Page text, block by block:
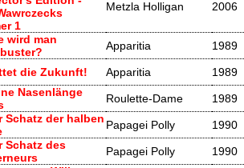
1
Metzla Holligan 2006
wird man
Apparitia
1989
die Zukunft! Apparitia 1989
Nasenlänge
Roulette-Dame 1989
Schatz der halben Papagei Polly 1990
Schatz des
Papagei Polly 1990